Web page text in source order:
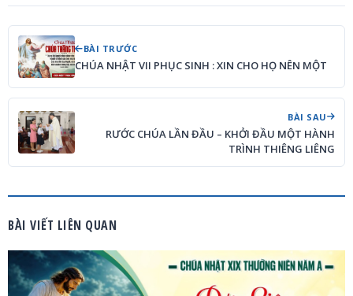
BÀI TRƯỚC
CHÚA NHẬT VII PHỤC SINH : XIN CHO HỌ NÊN MỘT
BÀI SAU
RƯỚC CHÚA LẦN ĐẦU – KHỞI ĐẦU MỘT HÀNH
TRÌNH THIÊNG LIÊNG
BÀI VIẾT LIÊN QUAN